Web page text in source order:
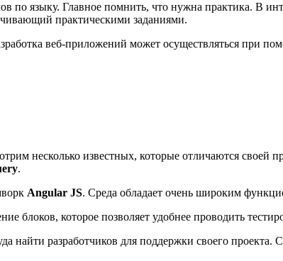
языку. Главное помнить, что нужна практика. В
практическими заданиями.
веб-приложений может осуществляться при
несколько известных, которые отличаются своей
.
Angular JS. Среда обладает очень широким
блоков, которое позволяет удобнее проводить
найти разработчиков для поддержки своего